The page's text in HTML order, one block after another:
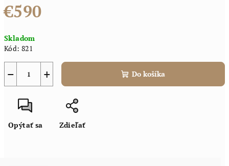
€590
cena:
Skladom
Kód: 821
+
− Do košíka
Opýtať sa Zdieľať